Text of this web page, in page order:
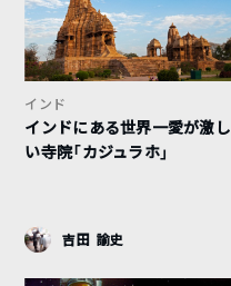
インド
インドにある世界一愛が激し
い寺院「カジュラホ」
吉田 諭史